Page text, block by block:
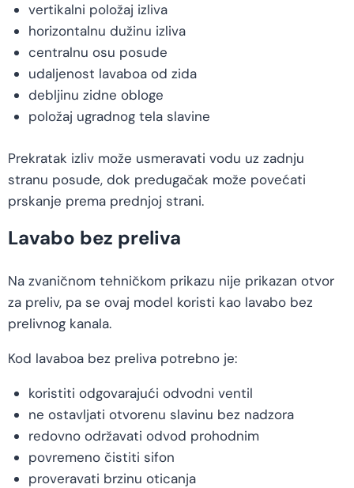
vertikalni položaj izliva
horizontalnu dužinu izliva
centralnu osu posude
udaljenost lavaboa od zida
debljinu zidne obloge
položaj ugradnog tela slavine
Prekratak izliv može usmeravati vodu uz zadnju
stranu posude, dok predugačak može povećati
prskanje prema prednjoj strani.
Lavabo bez preliva
Na zvaničnom tehničkom prikazu nije prikazan otvor
za preliv, pa se ovaj model koristi kao lavabo bez
prelivnog kanala.
Kod lavaboa bez preliva potrebno je:
koristiti odgovarajući odvodni ventil
ne ostavljati otvorenu slavinu bez nadzora
redovno održavati odvod prohodnim
povremeno čistiti sifon
proveravati brzinu oticanja